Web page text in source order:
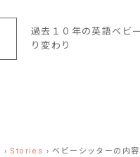
過去１０年の英語ベビ
り変わり
› Stories › ベビーシッターの内容